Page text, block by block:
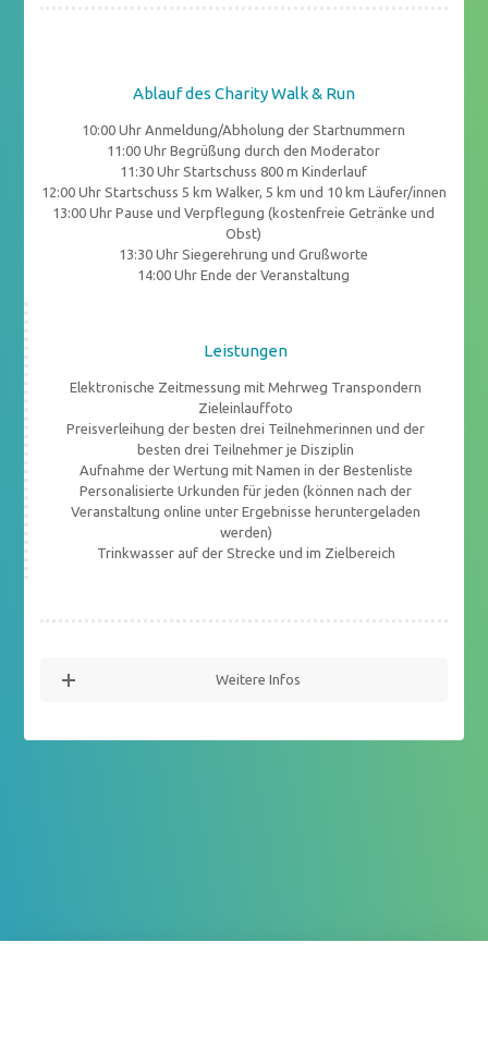
Ablauf des Charity Walk & Run
10:00 Uhr Anmeldung/Abholung der Startnummern
11:00 Uhr Begrüßung durch den Moderator
11:30 Uhr Startschuss 800 m Kinderlauf
12:00 Uhr Startschuss 5 km Walker, 5 km und 10 km Läufer/innen
13:00 Uhr Pause und Verpflegung (kostenfreie Getränke und
Obst)
13:30 Uhr Siegerehrung und Grußworte
14:00 Uhr Ende der Veranstaltung
Leistungen
Elektronische Zeitmessung mit Mehrweg Transpondern
Zieleinlauffoto
Preisverleihung der besten drei Teilnehmerinnen und der
besten drei Teilnehmer je Disziplin
Aufnahme der Wertung mit Namen in der Bestenliste
Personalisierte Urkunden für jeden (können nach der
Veranstaltung online unter Ergebnisse heruntergeladen
werden)
Trinkwasser auf der Strecke und im Zielbereich
Weitere Infos